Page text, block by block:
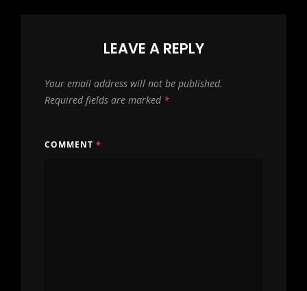
LEAVE A REPLY
Your email address will not be published.
Required fields are marked *
COMMENT *